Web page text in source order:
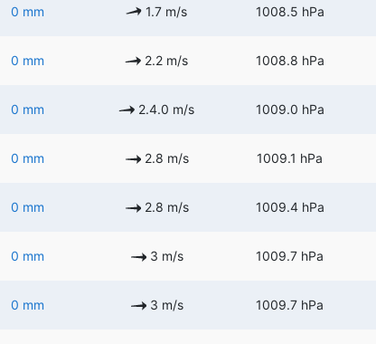
0 mm 1.7 m/s 1008.5 hPa
0 mm 2.2 m/s 1008.8 hPa
0 mm 2.4.0 m/s 1009.0 hPa
0 mm 2.8 m/s 1009.1 hPa
0 mm 2.8 m/s 1009.4 hPa
0 mm 3 m/s 1009.7 hPa
0 mm 3 m/s 1009.7 hPa